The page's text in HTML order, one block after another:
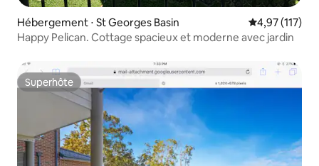
Hébergement ⋅ St Georges Basin Évaluation
4,97 (117)
Happy Pelican. Cottage spacieux et moderne avec jardin
Superhôte
Superhôte